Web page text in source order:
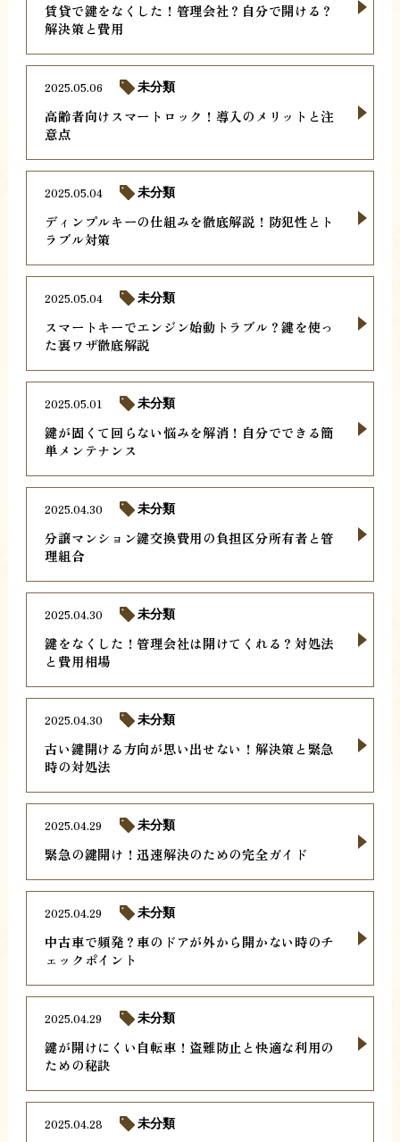
賃貸で鍵をなくした！管理会社？自分で開ける？
解決策と費用
高齢者向けスマートロック！導入のメリットと注
意点
2025.05.06 未分類
ディンプルキーの仕組みを徹底解説！防犯性とト
ラブル対策
2025.05.04 未分類
スマートキーでエンジン始動トラブル？鍵を使っ
た裏ワザ徹底解説
2025.05.04 未分類
鍵が固くて回らない悩みを解消！自分でできる簡
単メンテナンス
2025.05.01 未分類
分譲マンション鍵交換費用の負担区分所有者と管
理組合
2025.04.30 未分類
鍵をなくした！管理会社は開けてくれる？対処法
と費用相場
2025.04.30 未分類
古い鍵開ける方向が思い出せない！解決策と緊急
時の対処法
2025.04.30 未分類
緊急の鍵開け！迅速解決のための完全ガイド
2025.04.29 未分類
中古車で頻発？車のドアが外から開かない時のチ
ェックポイント
2025.04.29 未分類
鍵が開けにくい自転車！盗難防止と快適な利用の
ための秘訣
2025.04.29 未分類
2025.04.28 未分類